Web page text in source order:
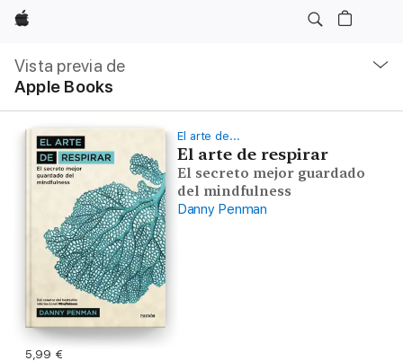
Apple
Vista previa de
Apple Books
local
Abrir
menú
El arte de...
El arte de respirar
El secreto mejor guardado
del mindfulness
Danny Penman
5,99 €